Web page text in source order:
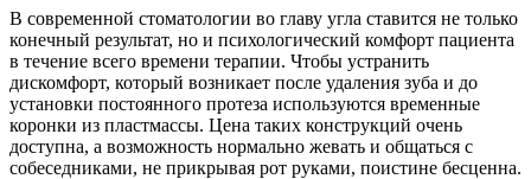
В современной стоматологии во главу угла ставится не только
конечный результат, но и психологический комфорт пациента
в течение всего времени терапии. Чтобы устранить
дискомфорт, который возникает после удаления зуба и до
установки постоянного протеза используются временные
коронки из пластмассы. Цена таких конструкций очень
доступна, а возможность нормально жевать и общаться с
собеседниками, не прикрывая рот руками, поистине бесценна.